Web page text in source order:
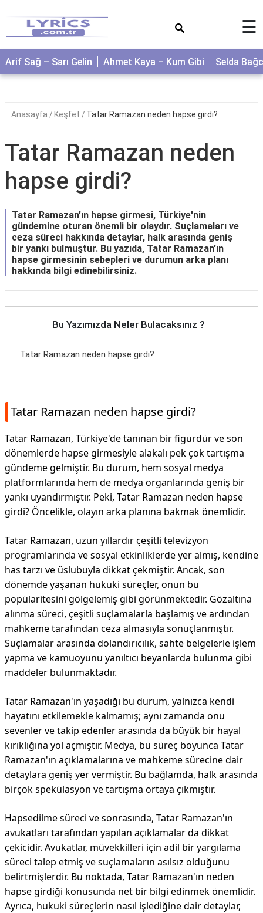
☰
Arif Sağ – Sarı Gelin Ahmet Kaya – Kum Gibi Selda
Anasayfa Keşfet Tatar Ramazan neden hapse girdi?
Tatar Ramazan neden
hapse girdi?
Tatar Ramazan'ın hapse girmesi, Türkiye'nin
gündemine oturan önemli bir olaydır. Suçlamaları ve
ceza süreci hakkında detaylar, halk arasında geniş
bir yankı bulmuştur. Bu yazıda, Tatar Ramazan'ın
hapse girmesinin sebepleri ve durumun arka planı
hakkında bilgi edinebilirsiniz.
Bu Yazımızda Neler Bulacaksınız ?
Tatar Ramazan neden hapse girdi?
Tatar Ramazan neden hapse girdi?
Tatar Ramazan, Türkiye'de tanınan bir figürdür ve son
dönemlerde hapse girmesiyle alakalı pek çok tartışma
gündeme gelmiştir. Bu durum, hem sosyal medya
platformlarında hem de medya organlarında geniş bir
yankı uyandırmıştır. Peki, Tatar Ramazan neden hapse
girdi? Öncelikle, olayın arka planına bakmak önemlidir.
Tatar Ramazan, uzun yıllardır çeşitli televizyon
programlarında ve sosyal etkinliklerde yer almış, kendine
has tarzı ve üslubuyla dikkat çekmiştir. Ancak, son
dönemde yaşanan hukuki süreçler, onun bu
popülaritesini gölgelemiş gibi görünmektedir. Gözaltına
alınma süreci, çeşitli suçlamalarla başlamış ve ardından
mahkeme tarafından ceza almasıyla sonuçlanmıştır.
Suçlamalar arasında dolandırıcılık, sahte belgelerle işlem
yapma ve kamuoyunu yanıltıcı beyanlarda bulunma gibi
maddeler bulunmaktadır.
Tatar Ramazan'ın yaşadığı bu durum, yalnızca kendi
hayatını etkilemekle kalmamış; aynı zamanda onu
sevenler ve takip edenler arasında da büyük bir hayal
kırıklığına yol açmıştır. Medya, bu süreç boyunca Tatar
Ramazan'ın açıklamalarına ve mahkeme sürecine dair
detaylara geniş yer vermiştir. Bu bağlamda, halk arasında
birçok spekülasyon ve tartışma ortaya çıkmıştır.
Hapsedilme süreci ve sonrasında, Tatar Ramazan'ın
avukatları tarafından yapılan açıklamalar da dikkat
çekicidir. Avukatlar, müvekkilleri için adil bir yargılama
süreci talep etmiş ve suçlamaların asılsız olduğunu
belirtmişlerdir. Bu noktada, Tatar Ramazan'ın neden
hapse girdiği konusunda net bir bilgi edinmek önemlidir.
Ayrıca, hukuki süreçlerin nasıl işlediğine dair detaylar,